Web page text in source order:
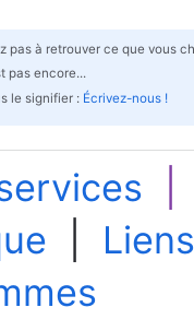
pas à retrouver ce que vous
pas encore...
le signifier : Écrivez-nous !